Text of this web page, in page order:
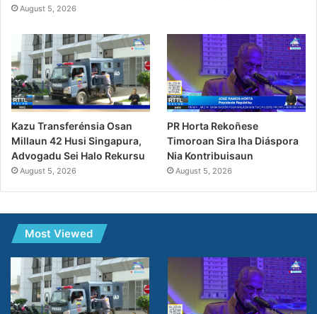
August 5, 2026
Kazu Transferénsia Osan
Millaun 42 Husi Singapura,
Advogadu Sei Halo Rekursu
August 5, 2026
PR Horta Rekoñese
Timoroan Sira Iha Diáspora
Nia Kontribuisaun
August 5, 2026
Most Viewed